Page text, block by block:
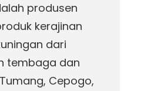
produsen
kerajinan
dari
tembaga dan
Cepogo,